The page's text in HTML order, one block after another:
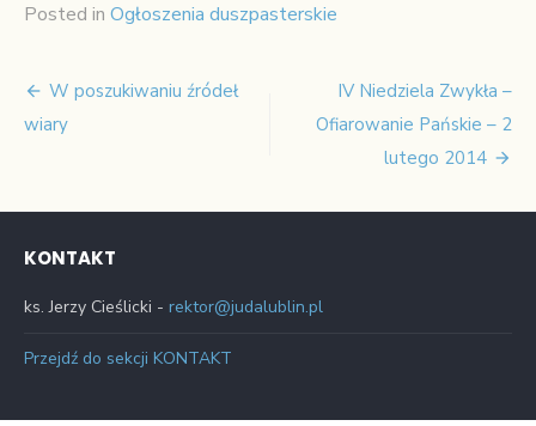
Posted in Ogłoszenia duszpasterskie
Nawigacja
W poszukiwaniu źródeł
wiary
IV Niedziela Zwykła –
Ofiarowanie Pańskie – 2
lutego 2014
KONTAKT
ks. Jerzy Cieślicki - rektor@judalublin.pl
Przejdź do sekcji KONTAKT